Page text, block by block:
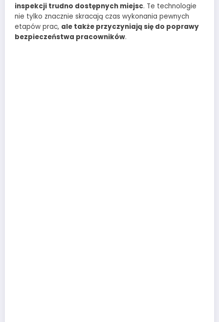
inspekcji trudno dostępnych miejsc. Te technologie
nie tylko znacznie skracają czas wykonania pewnych
etapów prac, ale także przyczyniają się do poprawy
bezpieczeństwa pracowników.